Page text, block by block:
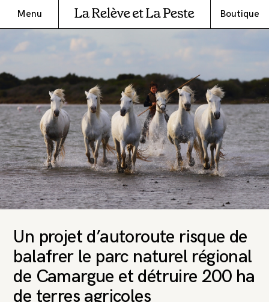
Menu Boutique
Un projet d’autoroute risque de
balafrer le parc naturel régional
de Camargue et détruire 200 ha
de terres agricoles